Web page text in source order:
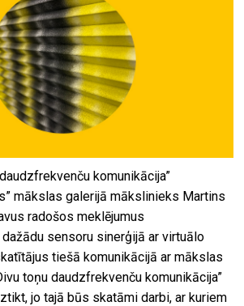
komunikācija”
mākslas galerijā mākslinieks Martins
radošos meklējumus
sensoru sinerģijā ar virtuālo
tiešā komunikācijā ar mākslas
toņu daudzfrekvenču komunikācija”
jo tajā būs skatāmi darbi, ar kuriem